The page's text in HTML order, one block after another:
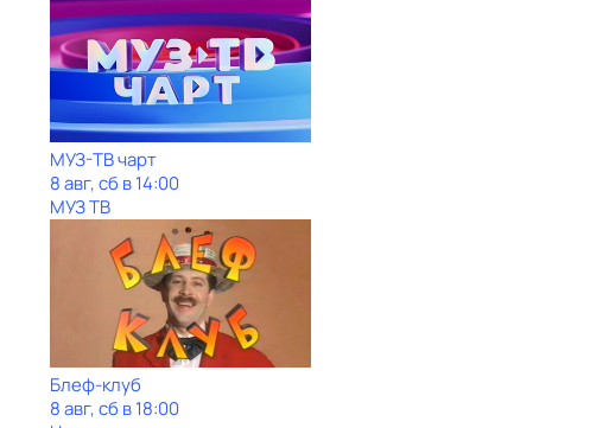
МУЗ-ТВ чарт
8 авг, сб в 14:00
МУЗ ТВ
Блеф-клуб
8 авг, сб в 18:00